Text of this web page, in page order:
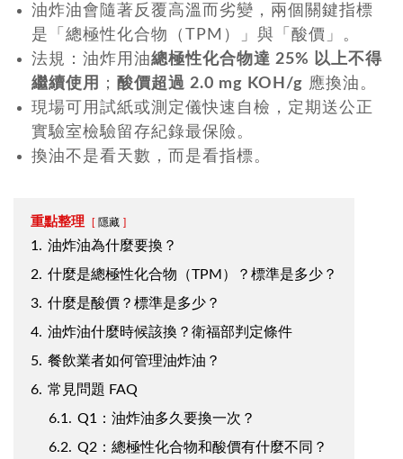
油炸油會隨著反覆高溫而劣變，兩個關鍵指標
是「總極性化合物（TPM）」與「酸價」。
法規：油炸用油總極性化合物達 25% 以上不得
繼續使用
； 酸價超過 2.0 mg KOH/g 應換油。
現場可用試紙或測定儀快速自檢，定期送公正
實驗室檢驗留存紀錄最保險。
換油不是看天數，而是看指標。
重點整理 隱藏
1. 油炸油為什麼要換？
2. 什麼是總極性化合物（TPM）？標準是多少？
3. 什麼是酸價？標準是多少？
4. 油炸油什麼時候該換？衛福部判定條件
5. 餐飲業者如何管理油炸油？
6. 常見問題 FAQ
6.1. Q1：油炸油多久要換一次？
6.2. Q2：總極性化合物和酸價有什麼不同？